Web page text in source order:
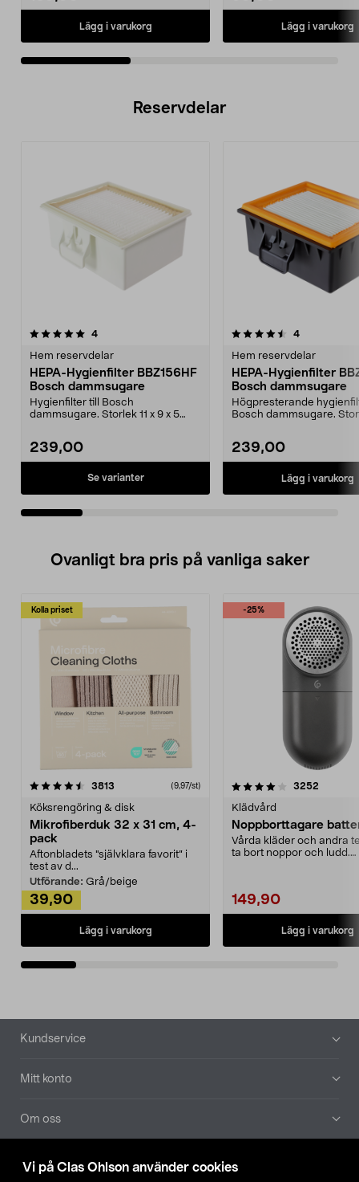
Vi på Clas Ohlson använder cookies
Lägg i varukorg Lägg i varukorg
Reservdelar
4recensioner
Hem reservdelar
HEPA-Hygienfilter BBZ156HF
Bosch dammsugare
Hygienfilter till Bosch
dammsugare. Storlek 11 x 9 x 5
239,00
Se varianter
4.5av 5 stjärnor 4recensioner
Hem reservdelar
HEPA-Hygienfilter
Bosch dammsugare
Högpresterande
Bosch dammsugare.
239,00
Lägg i varukorg
4.0av 5 stjärnor
Ovanligt bra pris på vanliga saker
Kolla priset
3813 (9,97/st)
Köksrengöring & disk
Mikrofiberduk 32 x 31 cm, 4-
pack
Aftonbladets "självklara favorit” i
test av d...
Utförande: Grå/beige
39,90
Lägg i varukorg
-25%
4.0av 5 stjärnor 3252
Klädvård
Noppborttagare
Vårda kläder och andra
ta bort noppor och ludd.
149,90
Lägg i varukorg
4.5av 5 stjärnor
Sidfot
Kundservice
Mitt konto
Om oss
Aktuellt